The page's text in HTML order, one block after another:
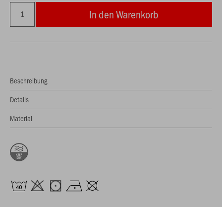
In den Warenkorb
Beschreibung
Details
Material